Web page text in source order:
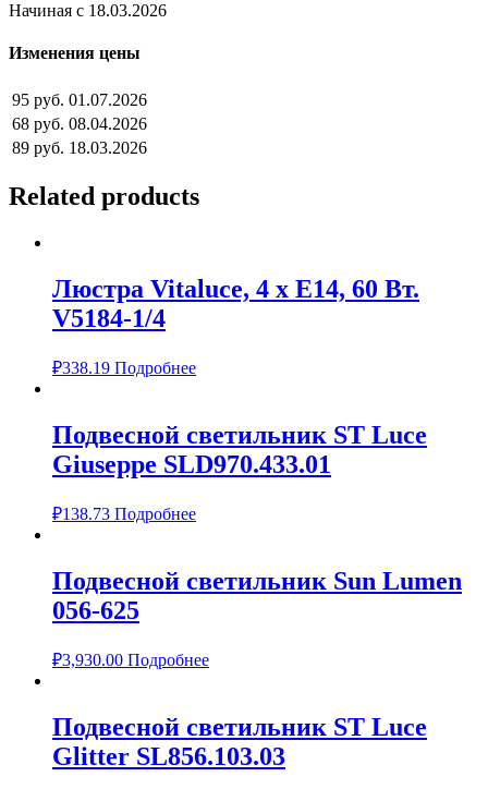
Начиная с 18.03.2026
Изменения цены
95 руб. 01.07.2026
68 руб. 08.04.2026
89 руб. 18.03.2026
Related products
Люстра Vitaluce, 4 х Е14, 60 Вт.
V5184-1/4
₽338.19 Подробнее
Подвесной светильник ST Luce
Giuseppe SLD970.433.01
₽138.73 Подробнее
Подвесной светильник Sun Lumen
056-625
₽3,930.00 Подробнее
Подвесной светильник ST Luce
Glitter SL856.103.03